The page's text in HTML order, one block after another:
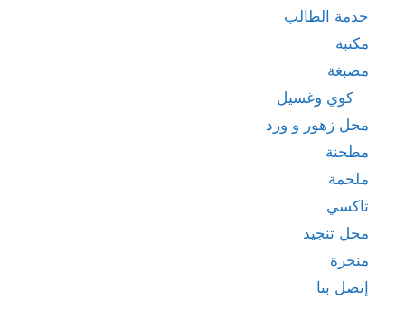
خدمة الطالب
مكتبة
مصبغة
كوي وغسيل
محل زهور و ورد
مطحنة
ملحمة
تاكسي
محل تنجيد
منجرة
إتصل بنا